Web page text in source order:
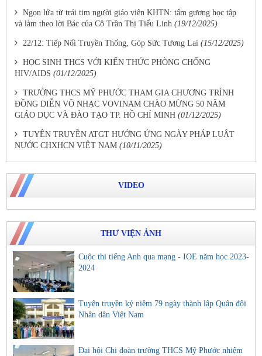
Ngọn lửa từ trái tim người giáo viên KHTN: tấm gương học tập
và làm theo lời Bác của Cô Trần Thị Tiểu Linh (19/12/2025)
22/12: Tiếp Nối Truyền Thống, Góp Sức Tương Lai (15/12/2025)
HỌC SINH THCS VỚI KIẾN THỨC PHÒNG CHỐNG
HIV/AIDS (01/12/2025)
TRƯỜNG THCS MỸ PHƯỚC THAM GIA CHƯƠNG TRÌNH
ĐỒNG DIỄN VÕ NHẠC VOVINAM CHÀO MỪNG 50 NĂM
GIÁO DỤC VÀ ĐÀO TẠO TP. HỒ CHÍ MINH (01/12/2025)
TUYÊN TRUYỀN ATGT HƯỞNG ỨNG NGÀY PHÁP LUẬT
NƯỚC CHXHCN VIỆT NAM (10/11/2025)
VIDEO
THƯ VIỆN ẢNH
Cuộc thi tiếng Anh qua mạng - IOE năm học 2023-
2024
Tuyên truyền kỷ niệm 79 ngày thành lập Quân đội
Nhân dân Việt Nam
Đại hội Chi đoàn trường THCS Mỹ Phước nhiệm